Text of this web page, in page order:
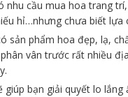
nhu cầu mua hoa trang
hỉ…nhưng chưa biết lựa
sản phẩm hoa đẹp, lạ,
vân trước rất nhiều
giúp bạn giải quyết lo lắng